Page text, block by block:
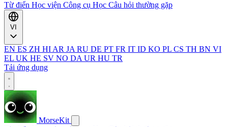
Từ điển Học viện Công cụ Học Câu hỏi thường gặp
EN ES ZH HI AR JA RU DE PT FR IT ID KO PL CS TH BN VI
EL UK HE SV NO DA UR HU TR
Tải ứng dụng
MorseKit